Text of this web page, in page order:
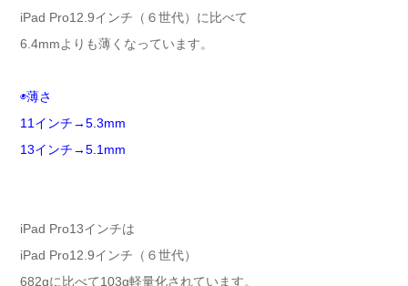
iPad Pro12.9インチ（６世代）に比べて
6.4mmよりも薄くなっています。
◉薄さ
11インチ→5.3mm
13インチ→5.1mm
iPad Pro13インチは
iPad Pro12.9インチ（６世代）
682gに比べて103g軽量化されています。